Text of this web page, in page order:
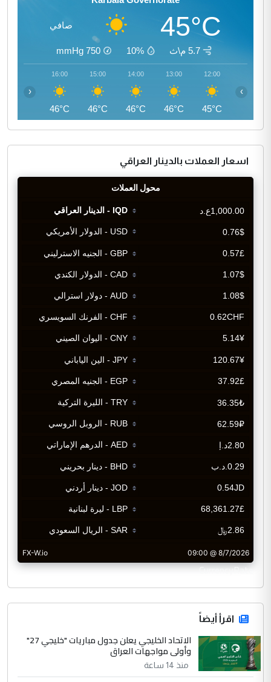
45°C صافي
5.7 م\ث 10%
750
mmHg
12:00
45°C
13:00
46°C
14:00
46°C
15:00
46°C
16:00
46°C
‹ ›
اسعار العملات بالدينار العراقي
CurrencyRate
اقرأ أيضاً
الاتحاد الخليجي يعلن جدول مباريات "خليجي 27"
وأولى مواجهات العراق
منذ 14 ساعة